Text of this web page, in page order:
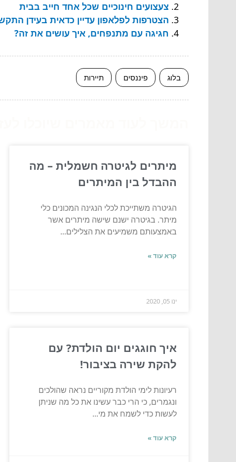
צעצועים חינוכיים שכל אחד חייב בבית
הצטרפות לפלאפון עדיין כדאית בעידן
חגיגה עם מתנפחים, איך עושים את זה?
בלוג פיננסים תיירות
מיתרים לגיטרה חשמלית – מה
ההבדל בין המיתרים
הגיטרה משתייכת לכלי הנגינה המכונים כלי
מיתר. בגיטרה ישנם שישה מיתרים אשר
באמצעותם משמיעים את הצלילים...
קרא עוד »
ינו 05, 2020
איך חוגגים יום הולדת? עם
להקת שירה בציבור!
רעיונות לימי הולדת מקוריים נראה שהולכים
ונגמרים, כי הרי כבר עשינו את כל מה שניתן
לעשות כדי לשמח את מי...
קרא עוד »